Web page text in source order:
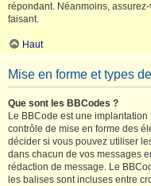
répondant. Néanmoins,
faisant.
Haut
Mise en forme et types
Que sont les BBCodes ?
Le BBCode est une
contrôle de mise en forme des
décider si vous pouvez utiliser
dans chacun de vos messages
rédaction de message. Le
les balises sont incluses entre